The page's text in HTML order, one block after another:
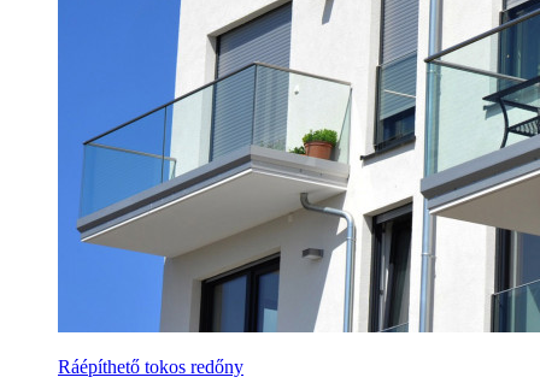
Ráépíthető tokos redőny